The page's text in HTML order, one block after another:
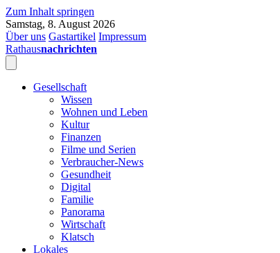
Zum Inhalt springen
Samstag, 8. August 2026
Über uns Gastartikel Impressum
Rathausnachrichten
Gesellschaft
Wissen
Wohnen und Leben
Kultur
Finanzen
Filme und Serien
Verbraucher-News
Gesundheit
Digital
Familie
Panorama
Wirtschaft
Klatsch
Lokales